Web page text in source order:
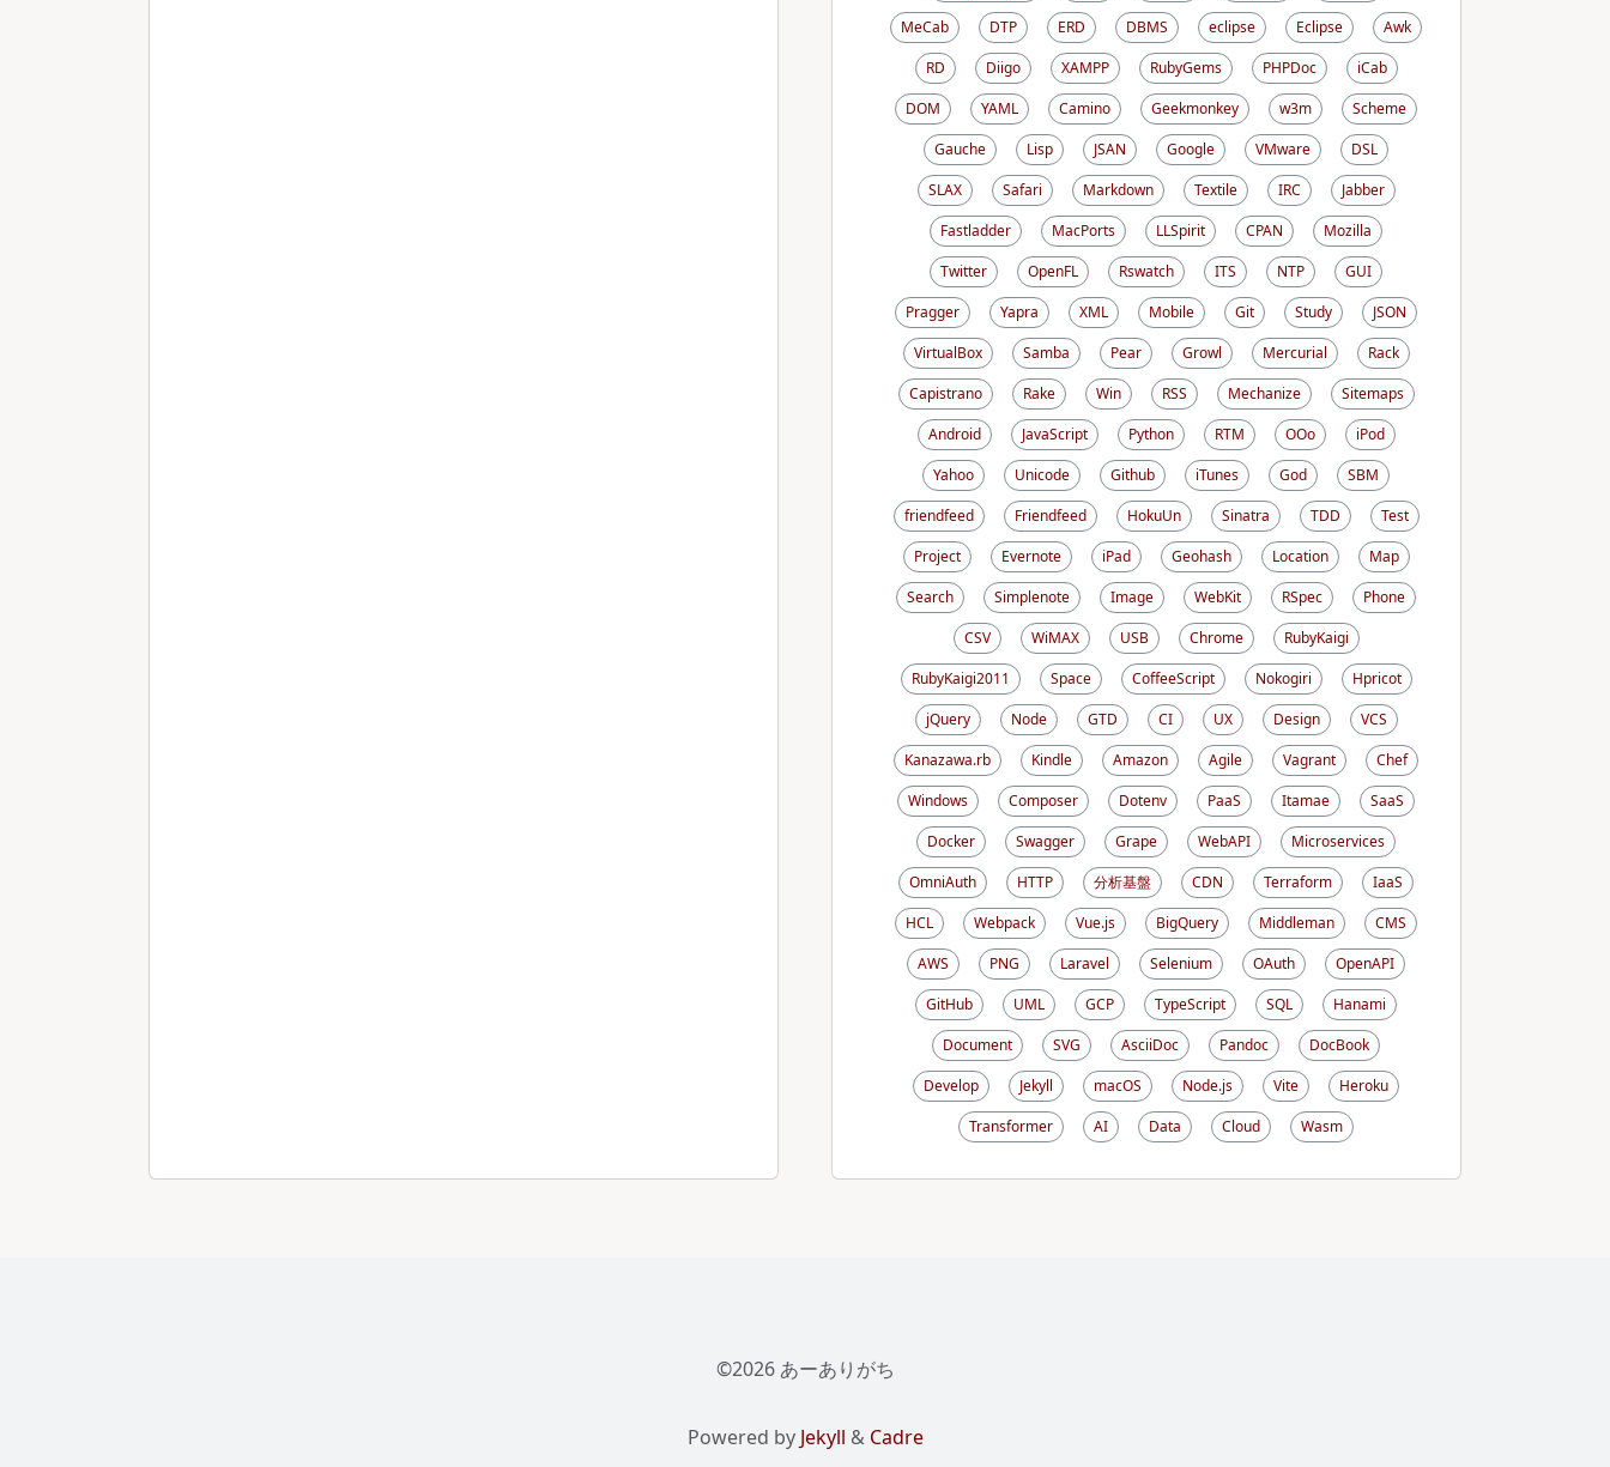
MeCab
DTP ERD DBMS eclipse Eclipse
Awk
RD
Diigo XAMPP RubyGems PHPDoc
iCab
DOM
YAML Camino Geekmonkey w3m
Scheme
Gauche
Lisp JSAN Google VMware
DSL
SLAX
Safari Markdown Textile IRC
Jabber
Fastladder
MacPorts LLSpirit CPAN
Mozilla
Twitter
OpenFL Rswatch ITS NTP
GUI
Pragger
Yapra XML Mobile Git Study
JSON
VirtualBox
Samba Pear Growl Mercurial
Rack
Capistrano
Rake Win RSS Mechanize
Sitemaps
Android
JavaScript Python RTM OOo
iPod
Yahoo
Unicode Github iTunes God
SBM
friendfeed
Friendfeed HokuUn Sinatra TDD
Test
Project
Evernote iPad Geohash Location
Map
Search
Simplenote Image WebKit RSpec
Phone
CSV
WiMAX USB Chrome
RubyKaigi
RubyKaigi2011
Space CoffeeScript Nokogiri
Hpricot
jQuery
Node GTD CI UX Design
VCS
Kanazawa.rb
Kindle Amazon Agile Vagrant
Chef
Windows
Composer Dotenv PaaS Itamae
SaaS
Docker
Swagger Grape WebAPI
Microservices
OmniAuth
HTTP 分析基盤 CDN Terraform
IaaS
HCL
Webpack Vue.js BigQuery Middleman
CMS
AWS
PNG Laravel Selenium OAuth
OpenAPI
GitHub
UML GCP TypeScript SQL
Hanami
Document
SVG AsciiDoc Pandoc
DocBook
Develop
Jekyll macOS Node.js Vite
Heroku
Transformer
AI Data Cloud Wasm
©2026 あーありがち
Powered by Jekyll & Cadre